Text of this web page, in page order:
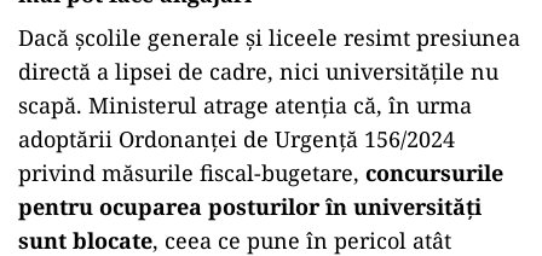
Dacă școlile generale și liceele resimt presiunea
directă a lipsei de cadre, nici universitățile nu
scapă. Ministerul atrage atenția că, în urma
adoptării Ordonanței de Urgență 156/2024
privind măsurile fiscal-bugetare, concursurile
pentru ocuparea posturilor în universități
sunt blocate, ceea ce pune în pericol atât